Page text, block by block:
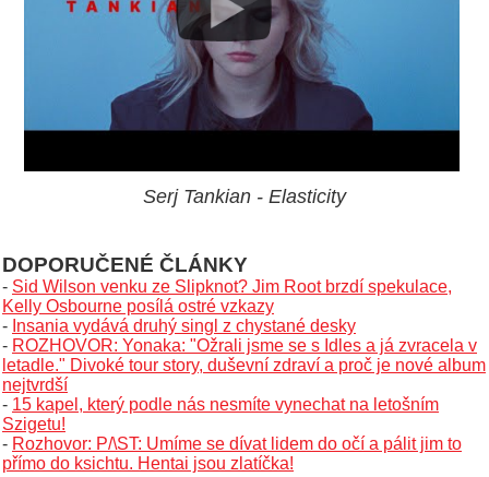
Serj Tankian - Elasticity
DOPORUČENÉ ČLÁNKY
- Sid Wilson venku ze Slipknot? Jim Root brzdí spekulace,
Kelly Osbourne posílá ostré vzkazy
- Insania vydává druhý singl z chystané desky
- ROZHOVOR: Yonaka: "Ožrali jsme se s Idles a já zvracela v
letadle." Divoké tour story, duševní zdraví a proč je nové album
nejtvrdší
- 15 kapel, který podle nás nesmíte vynechat na letošním
Szigetu!
- Rozhovor: P/\ST: Umíme se dívat lidem do očí a pálit jim to
přímo do ksichtu. Hentai jsou zlatíčka!